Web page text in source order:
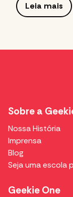
Leia mais
Sobre a
Nossa História
Imprensa
Blog
Seja uma escola
Geekie One